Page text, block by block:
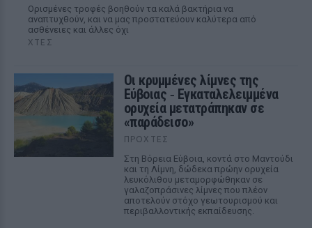
Ορισμένες τροφές βοηθούν τα καλά βακτήρια να
αναπτυχθούν, και να μας προστατεύουν καλύτερα από
ασθένειες και άλλες όχι
ΧΤΕΣ
Οι κρυμμένες λίμνες της
Εύβοιας ‑ Εγκαταλελειμμένα
ορυχεία μετατράπηκαν σε
«παράδεισο»
ΠΡΟΧΤΈΣ
Στη Βόρεια Εύβοια, κοντά στο Μαντούδι
και τη Λίμνη, δώδεκα πρώην ορυχεία
λευκόλιθου μεταμορφώθηκαν σε
γαλαζοπράσινες λίμνες που πλέον
αποτελούν στόχο γεωτουρισμού και
περιβαλλοντικής εκπαίδευσης.